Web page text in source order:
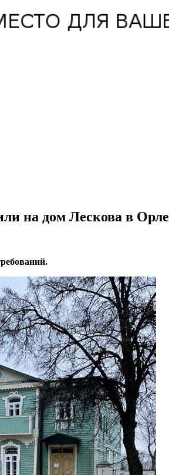
на дом Лескова в Орле